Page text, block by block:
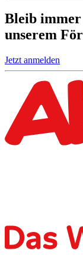
Bleib
unserem
Jetzt anmelden